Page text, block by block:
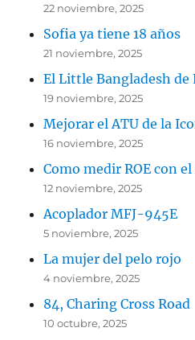
22 noviembre, 2025
Sofia ya tiene 18 años
21 noviembre, 2025
El Little Bangladesh de
19 noviembre, 2025
Mejorar el ATU de la
16 noviembre, 2025
Como medir ROE con
12 noviembre, 2025
Acoplador MFJ-945E
5 noviembre, 2025
La mujer del pelo rojo
4 noviembre, 2025
84, Charing Cross Road
10 octubre, 2025